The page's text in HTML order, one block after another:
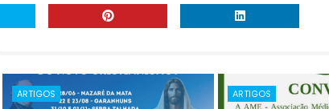
ARTIGOS ARTIGOS